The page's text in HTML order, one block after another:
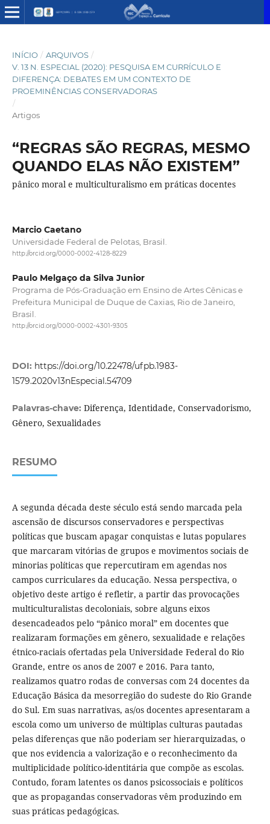
INÍCIO / ARQUIVOS /
V. 13 N. ESPECIAL (2020): PESQUISA EM CURRÍCULO E
DIFERENÇA: DEBATES EM UM CONTEXTO DE
PROEMINÊNCIAS CONSERVADORAS
/
Artigos
“REGRAS SÃO REGRAS, MESMO
QUANDO ELAS NÃO EXISTEM”
pânico moral e multiculturalismo em práticas docentes
Marcio Caetano
Universidade Federal de Pelotas, Brasil.
http://orcid.org/0000-0002-4128-8229
Paulo Melgaço da Silva Junior
Programa de Pós-Graduação em Ensino de Artes Cênicas e
Prefeitura Municipal de Duque de Caxias, Rio de Janeiro,
Brasil.
http://orcid.org/0000-0002-4301-9305
DOI: https://doi.org/10.22478/ufpb.1983-
1579.2020v13nEspecial.54709
Palavras-chave: Diferença, Identidade, Conservadorismo,
Gênero, Sexualidades
RESUMO
A segunda década deste século está sendo marcada pela
ascensão de discursos conservadores e perspectivas
políticas que buscam apagar conquistas e lutas populares
que marcaram vitórias de grupos e movimentos sociais de
minorias políticas que repercutiram em agendas nos
campos curriculares da educação. Nessa perspectiva, o
objetivo deste artigo é refletir, a partir das provocações
multiculturalistas decoloniais, sobre alguns eixos
desencadeados pelo “pânico moral” em docentes que
realizaram formações em gênero, sexualidade e relações
étnico-raciais ofertadas pela Universidade Federal do Rio
Grande, entre os anos de 2007 e 2016. Para tanto,
realizamos quatro rodas de conversas com 24 docentes da
Educação Básica da mesorregião do sudeste do Rio Grande
do Sul. Em suas narrativas, as/os docentes apresentaram a
escola como um universo de múltiplas culturas pautadas
pelas diferenças que não poderiam ser hierarquizadas, o
que nos evidencia a valorização e o reconhecimento da
multiplicidade político-identitária que compõe as escolas.
Contudo, foram latentes os danos psicossociais e políticos
que as propagandas conservadoras vêm produzindo em
suas práticas pedagógicas.